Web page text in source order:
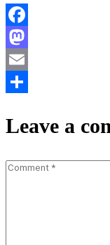
Facebook
Mastodon
Email
Leave a